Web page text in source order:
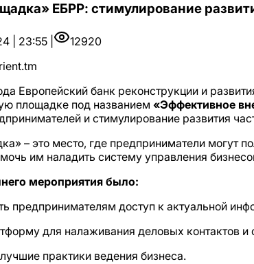
ЕБРР: стимулирование
| 23:55 |
12920
Европейский банк реконструкции и
площадке под названием «Эффективное
и стимулирование развития
– это место, где предприниматели могут
им наладить систему управления
мероприятия было:
предпринимателям доступ к актуальной
для налаживания деловых контактов
практики ведения бизнеса.